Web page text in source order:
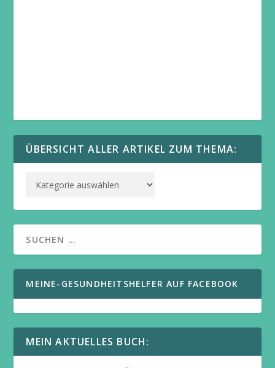
ÜBERSICHT ALLER ARTIKEL ZUM THEMA:
MEINE-GESUNDHEITSHELFER AUF FACEBOOK
MEIN AKTUELLES BUCH: